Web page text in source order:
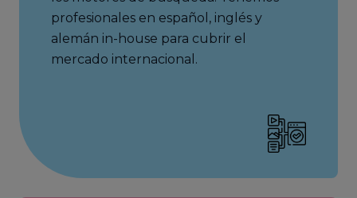
profesionales en español, inglés y
alemán in-house para cubrir el
mercado internacional.